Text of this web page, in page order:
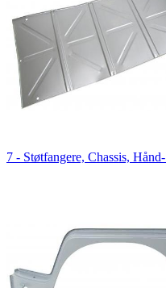
7 - Støtfangere, Chassis,